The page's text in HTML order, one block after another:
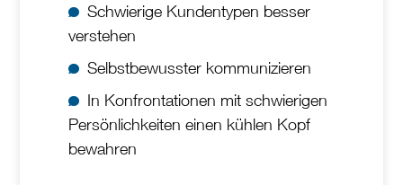
Schwierige Kundentypen besser
verstehen
Selbstbewusster kommunizieren
In Konfrontationen mit schwierigen
Persönlichkeiten einen kühlen Kopf
bewahren